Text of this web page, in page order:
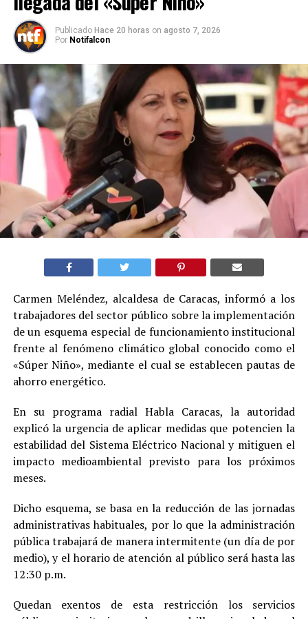
Publicado Hace 20 horas on agosto 7, 2026
Por Notifalcon
Carmen Meléndez, alcaldesa de Caracas, informó a los
trabajadores del sector público sobre la implementación
de un esquema especial de funcionamiento institucional
frente al fenómeno climático global conocido como el
«Súper Niño», mediante el cual se establecen pautas de
ahorro energético.
En su programa radial Habla Caracas, la autoridad
explicó la urgencia de aplicar medidas que potencien la
estabilidad del Sistema Eléctrico Nacional y mitiguen el
impacto medioambiental previsto para los próximos
meses.
Dicho esquema, se basa en la reducción de las jornadas
administrativas habituales, por lo que la administración
pública trabajará de manera intermitente (un día de por
medio), y el horario de atención al público será hasta las
12:30 p.m.
Quedan exentos de esta restricción los servicios